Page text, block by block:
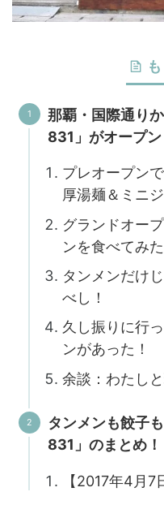
那覇・国際通り
831」がオープン
プレオープン
厚湯麺＆ミニジ
グランドオー
ンを食べてみた
タンメンだけ
べし！
久し振りに行
ンがあった！
余談：わたし
タンメンも餃子
831」のまとめ！
【2017年4月7